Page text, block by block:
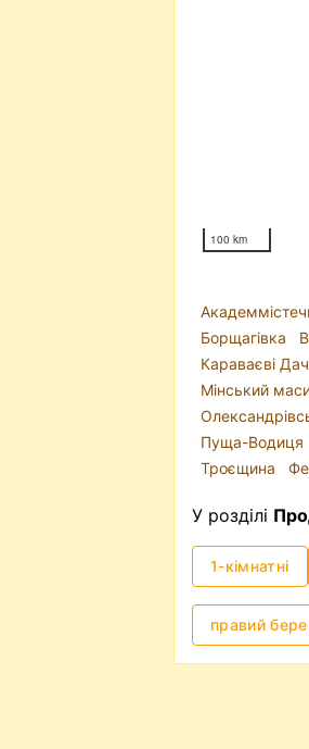
100 km
Борщагівка
Караваєві
Мінський
Пуща-Водиця
Троєщина
У розділі
1-кімнатні
правий